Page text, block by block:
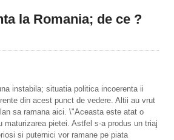
la Romania; de ce ?
instabila; situatia politica incoerenta ii
din acest punct de vedere. Altii au vrut
sa ramana aici. \"Aceasta este atat o
pietei. Astfel s-a produs un triaj
si puternici vor ramane pe piata